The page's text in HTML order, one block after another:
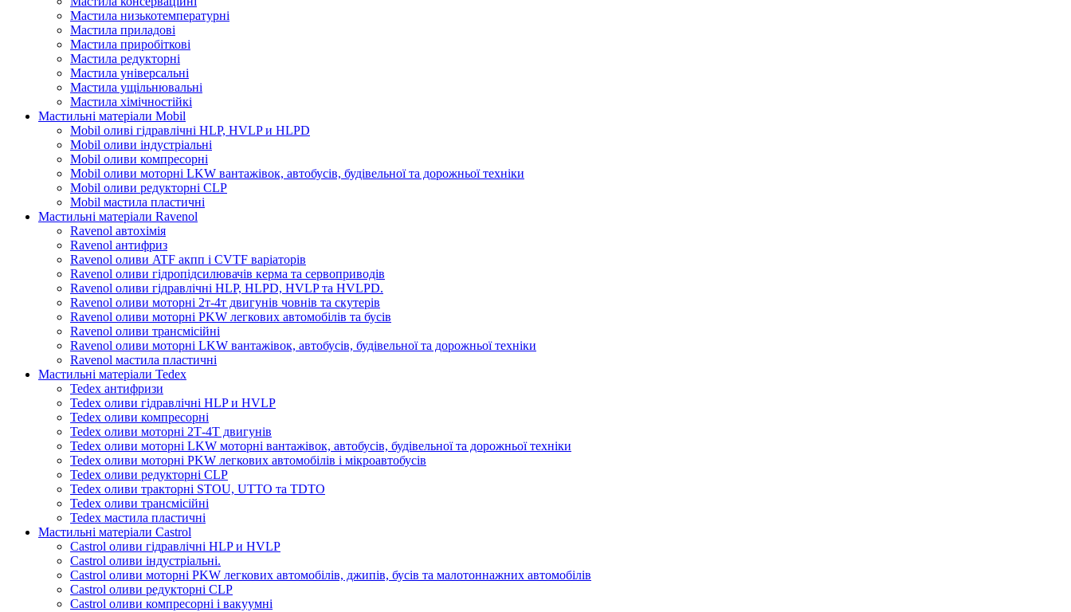
Мастила низькотемпературні
Мастила приладові
Мастила приробіткові
Мастила редукторні
Мастила універсальні
Мастила ущільнювальні
Мастила хімічностійкі
Мастильні матеріали Mobil
Mobil оливі гідравлічні HLP, HVLP и HLPD
Mobil оливи індустріальні
Mobil оливи компресорні
Mobil оливи моторні LKW вантажівок, автобусів, будівельної та дорожньої техніки
Mobil оливи редукторні CLP
Mobil мастила пластичні
Мастильні матеріали Ravenol
Ravenol автохімія
Ravenol антифриз
Ravenol оливи ATF акпп і CVTF варіаторів
Ravenol оливи гідропідсилювачів керма та сервоприводів
Ravenol оливи гідравлічні HLP, HLPD, HVLP та HVLPD.
Ravenol оливи моторні 2т-4т двигунів човнів та скутерів
Ravenol оливи моторні PKW легкових автомобілів та бусів
Ravenol оливи трансмісійні
Ravenol оливи моторні LKW вантажівок, автобусів, будівельної та дорожньої техніки
Ravenol мастила пластичні
Мастильні матеріали Tedex
Tedex антифризи
Tedex оливи гідравлічні HLP и HVLP
Tedex оливи компресорні
Tedex оливи моторні 2Т-4Т двигунів
Tedex оливи моторні LKW моторні вантажівок, автобусів, будівельної та дорожньої техніки
Tedex оливи моторні PKW легкових автомобілів і мікроавтобусів
Tedex оливи редукторні CLP
Tedex оливи тракторні STOU, UTTO та TDTO
Tedex оливи трансмісійні
Tedex мастила пластичні
Мастильні матеріали Castrol
Castrol оливи гідравлічні HLP и HVLP
Castrol оливи індустріальні.
Castrol оливи моторні PKW легкових автомобілів, джипів, бусів та малотоннажних автомобілів
Castrol оливи редукторні CLP
Castrol оливи компресорні і вакуумні